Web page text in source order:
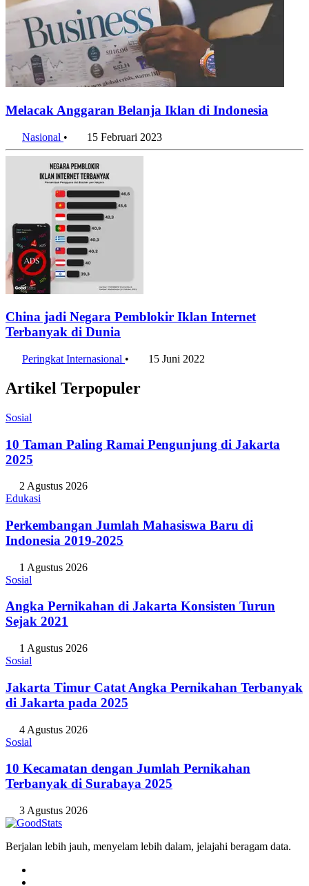
Melacak Anggaran Belanja Iklan di Indonesia
Nasional • 15 Februari 2023
China jadi Negara Pemblokir Iklan Internet
Terbanyak di Dunia
Peringkat Internasional • 15 Juni 2022
Artikel Terpopuler
Sosial
10 Taman Paling Ramai Pengunjung di Jakarta
2025
2 Agustus 2026
Edukasi
Perkembangan Jumlah Mahasiswa Baru di
Indonesia 2019-2025
1 Agustus 2026
Sosial
Angka Pernikahan di Jakarta Konsisten Turun
Sejak 2021
1 Agustus 2026
Sosial
Jakarta Timur Catat Angka Pernikahan Terbanyak
di Jakarta pada 2025
4 Agustus 2026
Sosial
10 Kecamatan dengan Jumlah Pernikahan
Terbanyak di Surabaya 2025
3 Agustus 2026
Berjalan lebih jauh, menyelam lebih dalam, jelajahi beragam data.